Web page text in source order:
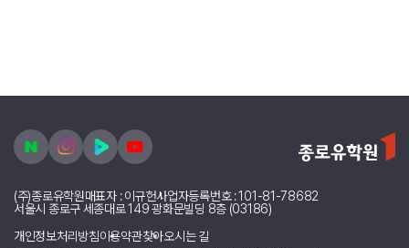
(주)종로유학원대표자 : 이규헌사업자등록번호 : 101-81-78682
서울시 종로구 세종대로 149 광화문빌딩 8층 (03186)
개인정보처리방침이용약관찾아오시는 길